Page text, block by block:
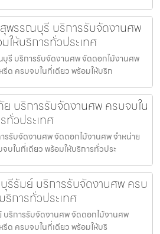
สุพรรณบุรี บริการรับจัดงานศพ
ให้บริการทั่วประเทศ
บุรี บริการรับจัดงานศพ จัดดอกไม้งานศพ
รีด ครบจบในที่เดียว พร้อมให้บริก
ย บริการรับจัดงานศพ ครบจบใน
ทั่วประเทศ
รรับจัดงานศพ จัดดอกไม้งานศพ จำหน่าย
บในที่เดียว พร้อมให้บริการทั่วประ
บุรีรัมย์ บริการรับจัดงานศพ ครบ
ริการทั่วประเทศ
บริการรับจัดงานศพ จัดดอกไม้งานศพ
รีด ครบจบในที่เดียว พร้อมให้บริ